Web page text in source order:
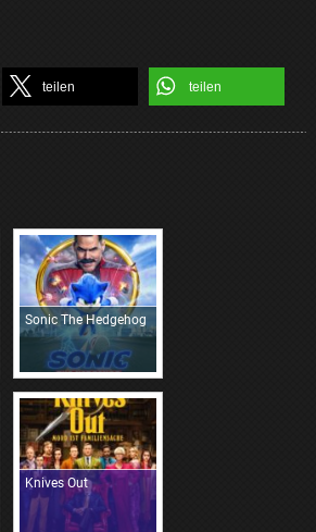
teilen teilen
Sonic The Hedgehog
Knives Out